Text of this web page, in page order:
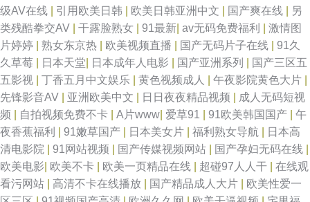
级AV在线
引用欧美日韩 欧美日韩亚洲中文 国产爽在线
另
类残酷拳交AV
干露脸熟女 91最新 av无码免费福利
激情图
片婷婷
熟女东京热 欧美视频直播 国产无码片子在线
91久
久草莓
日本天堂 日本成年人电影 国产亚洲系列
国产三区五
五影视
丁香五月中文娱乐 黄色视频成人 午夜影院黄色大片
先锋影音AV
亚洲欧美中文 日日夜夜精品视频
成人无码短视
频
自拍视频免费不卡 A片www 爱草91 91欧美韩国国产
午
夜香蕉福利
91嫩草国产 日本美女片 福利熟女导航
日本高
清电影院
91网站视频 国产传媒视频网站 国产孕妇无码在线
欧美电影 欧美不卡 欧美一页精品在线 超碰97人人干
在线观
看污网站
高清不卡在线播放 国产精品成人大片
欧美性爱一